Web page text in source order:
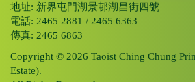
地址: 新界屯門湖景邨湖昌街四號
電話: 2465 2881 / 2465 6363
傳真: 2465 6863
Copyright © 2026 Taoist Ching Chung
Estate).